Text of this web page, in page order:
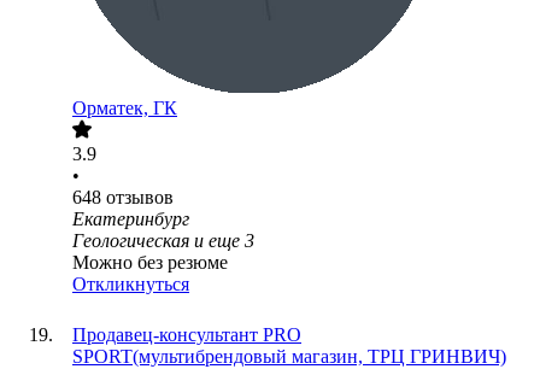
Орматек, ГК
3.9
•
648 отзывов
Екатеринбург
Геологическая и еще 3
Можно без резюме
Откликнуться
Продавец-консультант PRO
SPORT(мультибрендовый магазин, ТРЦ ГРИНВИЧ)